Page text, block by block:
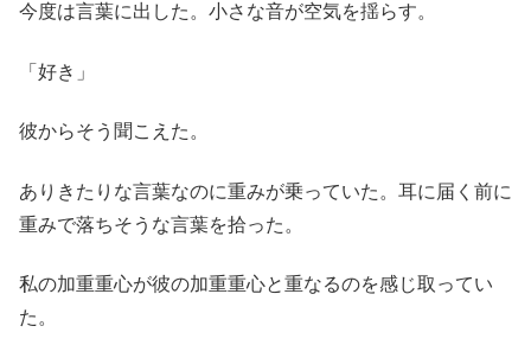
今度は言葉に出した。小さな音が空気を揺らす。
「好き」
彼からそう聞こえた。
ありきたりな言葉なのに重みが乗っていた。耳に届く前に
重みで落ちそうな言葉を拾った。
私の加重重心が彼の加重重心と重なるのを感じ取ってい
た。